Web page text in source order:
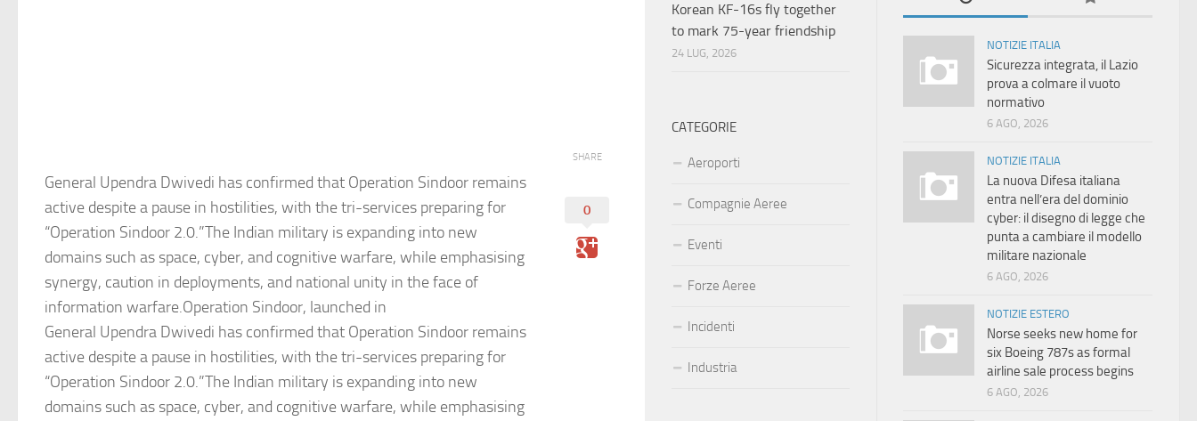
General Upendra Dwivedi has confirmed that Operation Sindoor remains
active despite a pause in hostilities, with the tri-services preparing for
“Operation Sindoor 2.0.”The Indian military is expanding into new
domains such as space, cyber, and cognitive warfare, while emphasising
synergy, caution in deployments, and national unity in the face of
information warfare.Operation Sindoor, launched in
General Upendra Dwivedi has confirmed that Operation Sindoor remains
active despite a pause in hostilities, with the tri-services preparing for
“Operation Sindoor 2.0.”The Indian military is expanding into new
domains such as space, cyber, and cognitive warfare, while emphasising
SHARE
0
NOTIZIE ITALIA
Sicurezza integrata, il Lazio
prova a colmare il vuoto
normativo
6 AGO, 2026
NOTIZIE ITALIA
La nuova Difesa italiana
entra nell’era del dominio
cyber: il disegno di legge che
punta a cambiare il modello
militare nazionale
6 AGO, 2026
NOTIZIE ESTERO
Norse seeks new home for
six Boeing 787s as formal
airline sale process begins
6 AGO, 2026
Korean KF-16s fly together
to mark 75-year friendship
24 LUG, 2026
CATEGORIE
Aeroporti
Compagnie Aeree
Eventi
Forze Aeree
Incidenti
Industria